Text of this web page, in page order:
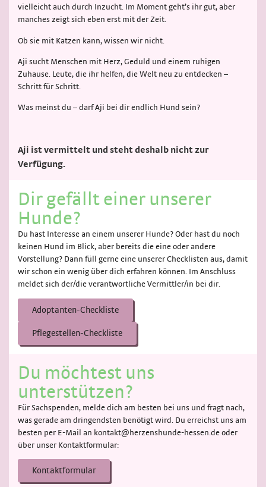
vielleicht auch durch Inzucht. Im Moment geht’s ihr gut, aber
manches zeigt sich eben erst mit der Zeit.
Ob sie mit Katzen kann, wissen wir nicht.
Aji sucht Menschen mit Herz, Geduld und einem ruhigen
Zuhause. Leute, die ihr helfen, die Welt neu zu entdecken –
Schritt für Schritt.
Was meinst du – darf Aji bei dir endlich Hund sein?
Aji ist vermittelt und steht deshalb nicht zur
Verfügung.
Dir gefällt einer unserer
Hunde?
Du hast Interesse an einem unserer Hunde? Oder hast du noch
keinen Hund im Blick, aber bereits die eine oder andere
Vorstellung? Dann füll gerne eine unserer Checklisten aus, damit
wir schon ein wenig über dich erfahren können. Im Anschluss
meldet sich der/die verantwortliche Vermittler/in bei dir.
Adoptanten-Checkliste
Pflegestellen-Checkliste
Du möchtest uns
unterstützen?
Für Sachspenden, melde dich am besten bei uns und fragt nach,
was gerade am dringendsten benötigt wird. Du erreichst uns am
besten per E-Mail an kontakt@herzenshunde-hessen.de oder
über unser Kontaktformular:
Kontaktformular